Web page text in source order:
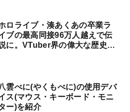
ロライブ・湊あくあの卒業ラ
ブの最高同接96万人越えで伝
に。VTuber界の偉大な歴史と
雲べに(やくもべに)の使用デバ
ス(マウス・キーボード・モニ
ー)を紹介